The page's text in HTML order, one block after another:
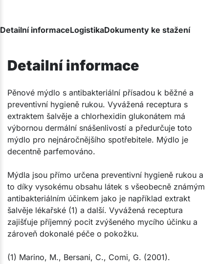
Detailní informaceLogistikaDokumenty ke stažení
Detailní informace
​Pěnové mýdlo s antibakteriální přísadou k běžné a
preventivní hygieně rukou. Vyvážená receptura s
extraktem šalvěje a chlorhexidin glukonátem má
výbornou dermální snášenlivostí a předurčuje toto
mýdlo pro nejnáročnějšího spotřebitele. Mýdlo je
decentně parfemováno.
Mýdla jsou přímo určena preventivní hygieně rukou a
to díky vysokému obsahu látek s všeobecně známým
antibakteriálním účinkem jako je například extrakt
šalvěje lékařské (1) a další. Vyvážená receptura
zajišťuje příjemný pocit zvýšeného mycího účinku a
zároveň dokonalé péče o pokožku.
(1) Marino, M., Bersani, C., Comi, G. (2001).